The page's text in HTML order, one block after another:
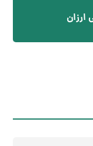
ارزان